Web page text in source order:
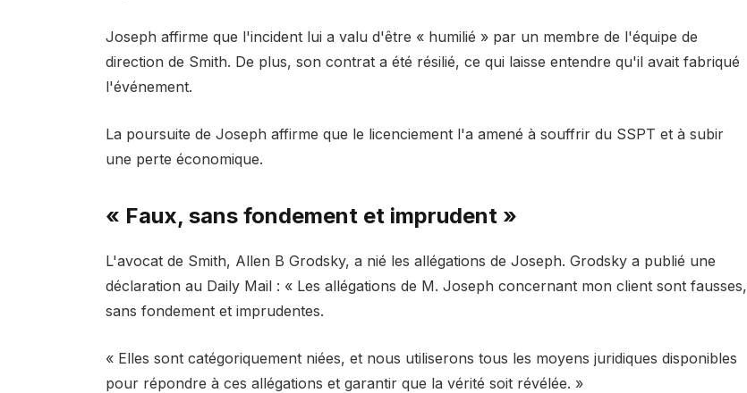
Joseph affirme que l'incident lui a valu d'être « humilié » par un membre de l'équipe de
direction de Smith. De plus, son contrat a été résilié, ce qui laisse entendre qu'il avait fabriqué
l'événement.
La poursuite de Joseph affirme que le licenciement l'a amené à souffrir du SSPT et à subir
une perte économique.
« Faux, sans fondement et imprudent »
L'avocat de Smith, Allen B Grodsky, a nié les allégations de Joseph. Grodsky a publié une
déclaration au Daily Mail : « Les allégations de M. Joseph concernant mon client sont fausses,
sans fondement et imprudentes.
« Elles sont catégoriquement niées, et nous utiliserons tous les moyens juridiques disponibles
pour répondre à ces allégations et garantir que la vérité soit révélée. »